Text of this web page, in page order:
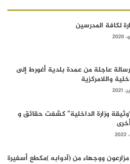
لكافة المدرسين
عاجلة من عمدة بلدية أغورط إلى
واللامركزية
وزارة الداخلية” كشفت حقائق و
ووجهاء من (آدوابه )مكطع أسفيرة